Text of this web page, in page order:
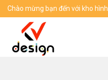
Skip
to
content
Chào mừng bạn đến với kho